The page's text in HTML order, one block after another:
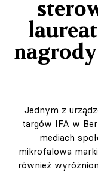
Jednym z
targów IFA w
mediach
mikrofalowa
również